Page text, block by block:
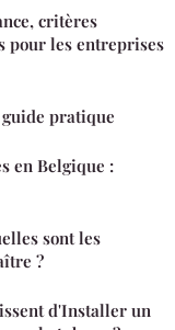
critères
pour les entreprises
guide pratique
en Belgique :
sont les
?
d'Installer un